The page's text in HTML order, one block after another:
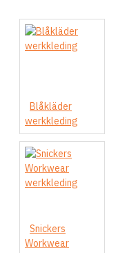
Oranje
Rood
Wit
Zwart
Blåkläder
werkkleding
Snickers
Workwear